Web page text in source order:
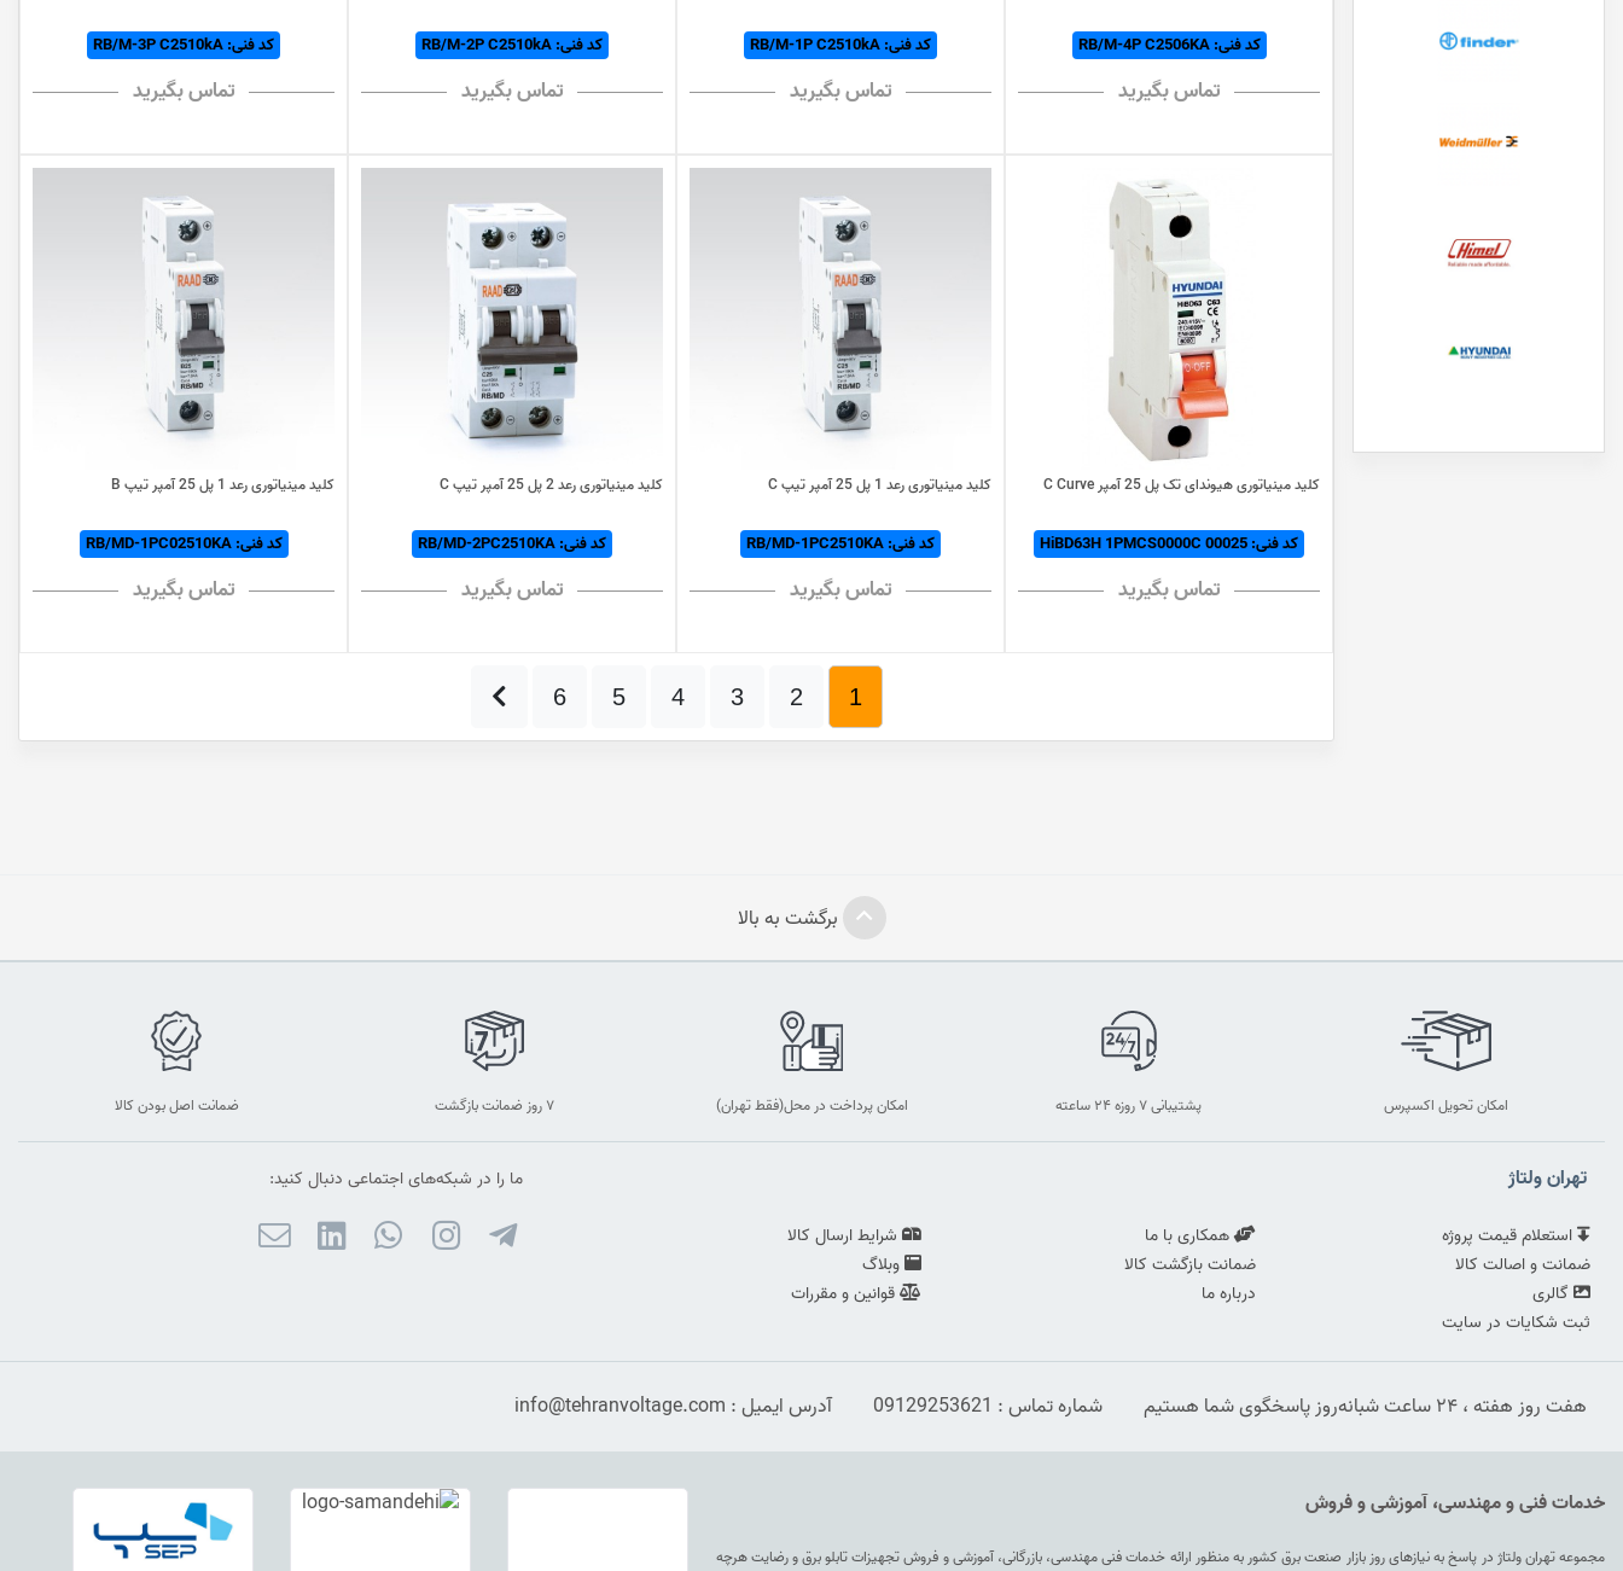
کد فنی: RB/M-4P C2506KA
تماس بگیرید
کد فنی: RB/M-1P C2510kA
تماس بگیرید
کد فنی: RB/M-2P C2510kA
تماس بگیرید
کد فنی: RB/M-3P C2510kA
تماس بگیرید
کلید مینیاتوری هیوندای تک پل 25 آمپر C Curve
کد فنی: HiBD63H 1PMCS0000C 00025
تماس بگیرید
کلید مینیاتوری رعد 1 پل 25 آمپر تیپ C
کد فنی: RB/MD-1PC2510KA
تماس بگیرید
کلید مینیاتوری رعد 2 پل 25 آمپر تیپ C
کد فنی: RB/MD-2PC2510KA
تماس بگیرید
کلید مینیاتوری رعد 1 پل 25 آمپر تیپ B
کد فنی: RB/MD-1PC02510KA
تماس بگیرید
1
2
3
4
5
6
برگشت به بالا
امکان تحویل اکسپرس پشتیبانی ۷ روزه ۲۴ ساعته امکان پرداخت در محل(فقط تهران) ۷ روز ضمانت بازگشت ضمانت اصل بودن کالا
تهران ولتاژ
استعلام قیمت پروژه همکاری با ما
شرایط ارسال کالا
ضمانت و اصالت کالا
ضمانت بازگشت کالا
وبلاگ
گالری
درباره ما
قوانین و مقررات
ثبت شکایات در سایت
ما را در شبکه‌های اجتماعی دنبال کنید:
هفت روز هفته ، ۲۴ ساعت شبانه‌روز پاسخگوی شما هستیم شماره تماس : 09129253621 آدرس ایمیل : info@tehranvoltage.com
خدمات فنی و مهندسی، آموزشی و فروش
مجموعه تهران ولتاژ در پاسخ به نیازهای روز بازار صنعت برق کشور به منظور ارائه خدمات فنی مهندسی، بازرگانی، آموزشی و فروش تجهیزات تابلو برق و رضایت هرچه